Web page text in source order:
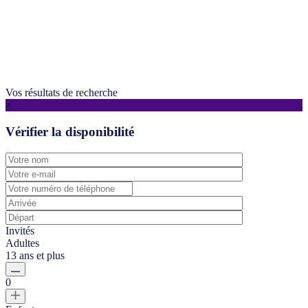
Vos résultats de recherche
×
Vérifier la disponibilité
Invités
Adultes
13 ans et plus
0